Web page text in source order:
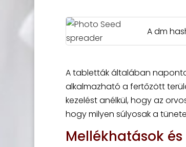
A dm
A tabletták általában
alkalmazható a fertőzött
kezelést anélkül, hogy az
hogy milyen súlyosak a
Mellékhatások